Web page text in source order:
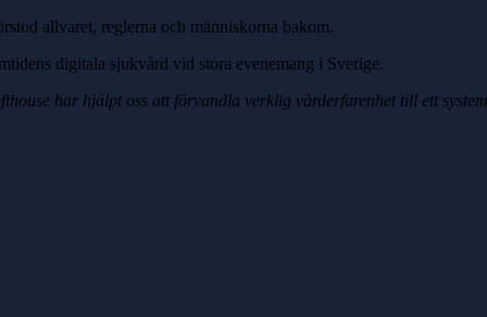
allvaret, reglerna och människorna bakom.
digitala sjukvård vid stora evenemang i Sverige.
har hjälpt oss att förvandla verklig vårderfarenhet till ett